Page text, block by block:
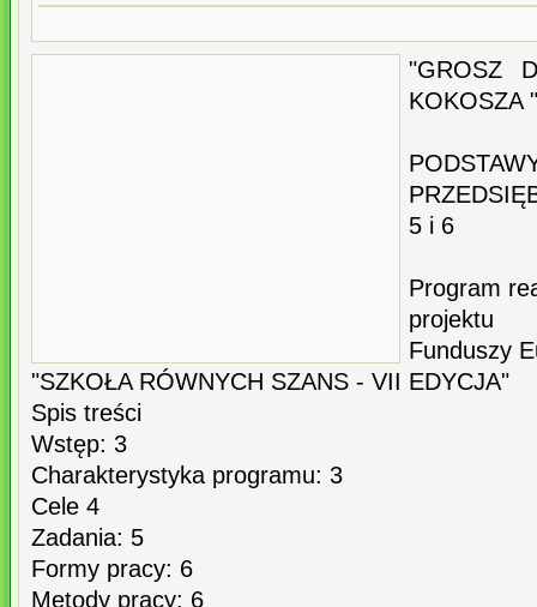
"GROSZ
KOKOSZA "
5 i 6
Program
projektu
Funduszy
"SZKOŁA RÓWNYCH SZANS - VII
Spis treści
Wstęp: 3
Charakterystyka programu: 3
Cele 4
Zadania: 5
Formy pracy: 6
Metody pracy: 6